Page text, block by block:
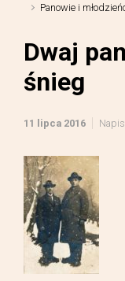
Panowie i
Dwaj
śnieg
11 lipca 2016